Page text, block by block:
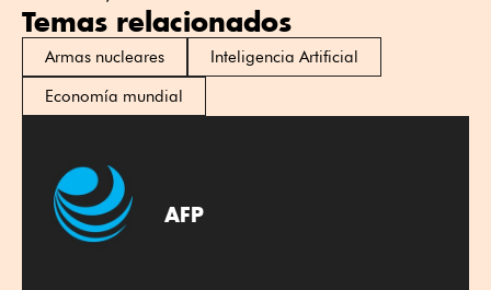
Temas relacionados
Armas nucleares
Inteligencia Artificial
Economía mundial
AFP